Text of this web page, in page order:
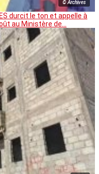
© Archives
durcit le ton et appelle à
au Ministère de…